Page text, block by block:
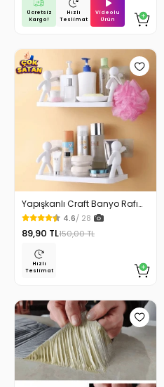
Ücretsiz
Kargo!
Hızlı
Teslimat
Videolu
Ürün
Yapışkanlı Craft Banyo Rafı
Organizer 1 Adet
4.6/ 28
89,90 TL150,00 TL
Hızlı
Teslimat